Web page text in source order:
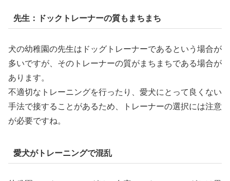
先生：ドックトレーナーの質もまちまち
犬の幼稚園の先生はドッグトレーナーであるという場合が
多いですが、そのトレーナーの質がまちまちである場合が
あります。
不適切なトレーニングを行ったり、愛犬にとって良くない
手法で接することがあるため、トレーナーの選択には注意
が必要ですね。
愛犬がトレーニングで混乱